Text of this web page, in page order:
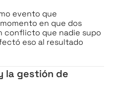
evento que
en que dos
conflicto que nadie supo
eso al resultado
la gestión de